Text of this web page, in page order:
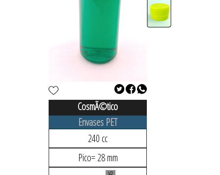
CosmÃ©tico
Envases PET
240 cc
Pico= 28 mm